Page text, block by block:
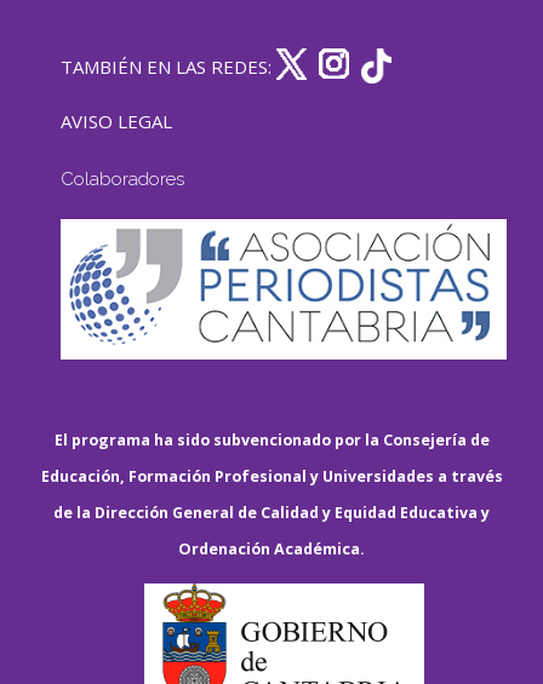
TAMBIÉN EN LAS REDES:
AVISO LEGAL
Colaboradores
El programa ha sido subvencionado por la Consejería de
Educación, Formación Profesional y Universidades a través
de la Dirección General de Calidad y Equidad Educativa y
Ordenación Académica.